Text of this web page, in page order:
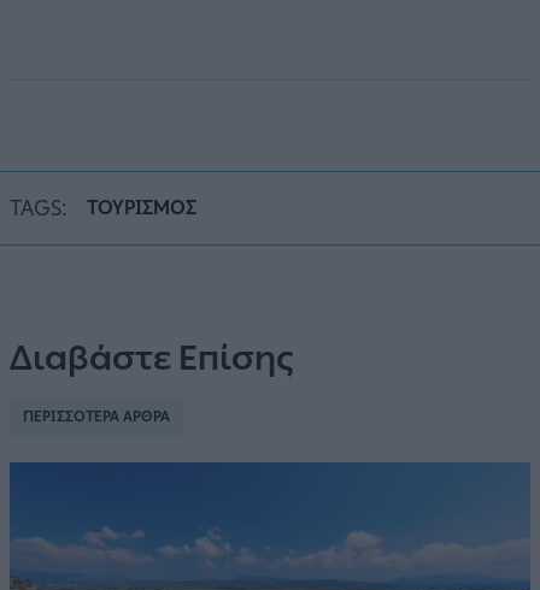
TAGS: ΤΟΥΡΙΣΜΟΣ
Διαβάστε Επίσης
ΠΕΡΙΣΣΟΤΕΡΑ ΑΡΘΡΑ